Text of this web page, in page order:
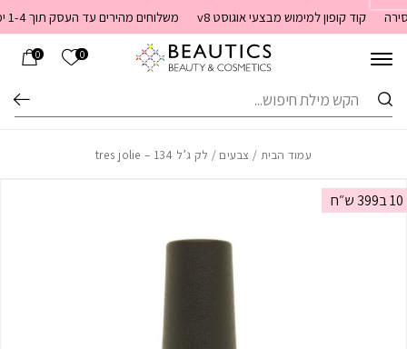
Skip to Content
קוד קופון למימוש מבצעי אוגוסט v8 משלוחים מהירים עד העסק תוך 1-4 ימי עסקים. משלוחים חינם מעל 399 שקלים חדש באתר! ניתן לשלם במזומן לשליח בעת המסירה
0 הרשימה
0
חיפוש
עמוד הבית / צבעים / לק ג’ל 134 – tres jolie
10 ב399 ש״ח
בחזרה למעלה